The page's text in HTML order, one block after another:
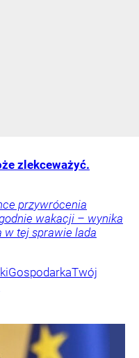
zlekceważyć.
przywrócenia
wakacji – wynika
w tej sprawie lada
GospodarkaTwój